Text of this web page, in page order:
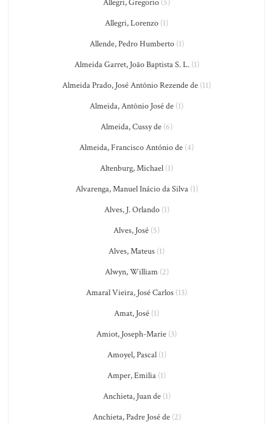
Allegri, Gregorio (5)
Allegri, Lorenzo (1)
Allende, Pedro Humberto(1)
Almeida Garret, João Baptista S. L.(1)
Almeida Prado, José Antônio Rezende de (11)
Almeida, Antônio José de (1)
Almeida, Cussy de (6)
Almeida, Francisco António de (4)
Altenburg, Michael (1)
Alvarenga, Manuel Inácio da Silva(1)
Alves, J. Orlando(1)
Alves, José (5)
Alves, Mateus (1)
Alwyn, William(2)
Amaral Vieira, José Carlos (13)
Amat, José (1)
Amiot, Joseph-Marie (3)
Amoyel, Pascal(1)
Amper, Emilia (1)
Anchieta, Juan de(1)
Anchieta, Padre José de(2)